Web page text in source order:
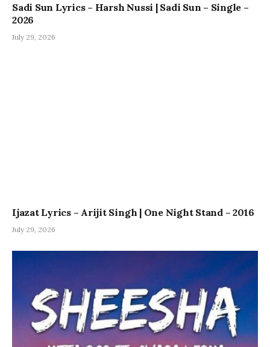
Sadi Sun Lyrics – Harsh Nussi | Sadi Sun – Single –
2026
July 29, 2026
Ijazat Lyrics – Arijit Singh | One Night Stand – 2016
July 29, 2026